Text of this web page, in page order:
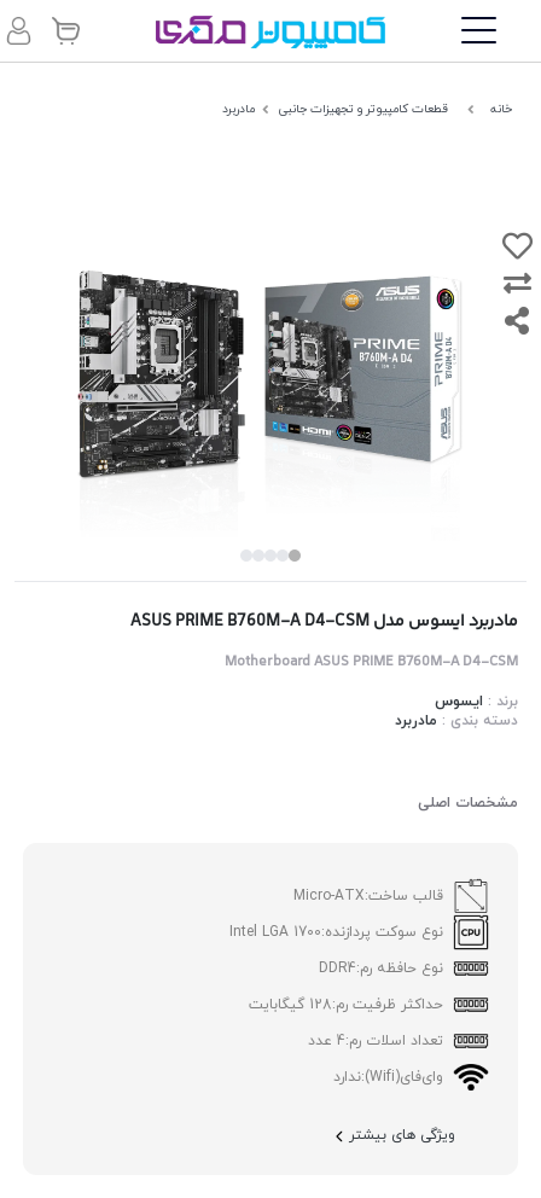
خانه قطعات کامپیوتر و تجهیزات جانبی مادربرد
مادربرد ایسوس مدل ASUS PRIME B760M-A D4-CSM
Motherboard ASUS PRIME B760M-A D4-CSM
برند : ایسوس
دسته بندی : مادربرد
مشخصات اصلی
قالب ساخت:Micro-ATX
نوع سوکت پردازنده:Intel LGA 1700
نوع حافظه رم:DDR4
حداکثر ظرفیت رم:128 گیگابایت
تعداد اسلات رم:4 عدد
وای‌فای(Wifi):
ندارد
ویژگی های بیشتر